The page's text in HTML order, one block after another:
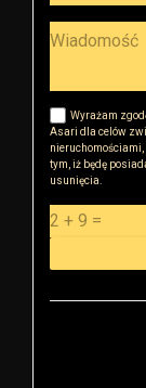
Wyrażam
Asari dla celów
tym, iż będę
usunięcia.